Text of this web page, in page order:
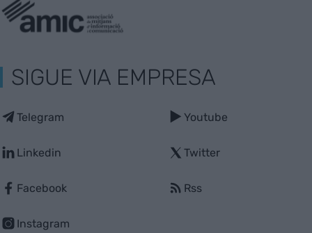
SIGUE VIA EMPRESA
Telegram
Linkedin
Facebook
Instagram
Youtube
Twitter
Rss